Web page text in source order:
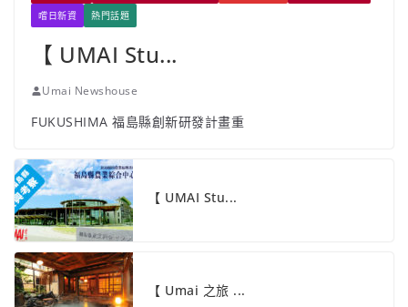
嚐日新資
熱門話題
【 UMAI Stu...
Umai Newshouse
FUKUSHIMA 福島縣創新研發計畫重
【 UMAI Stu...
【 Umai 之旅 ...